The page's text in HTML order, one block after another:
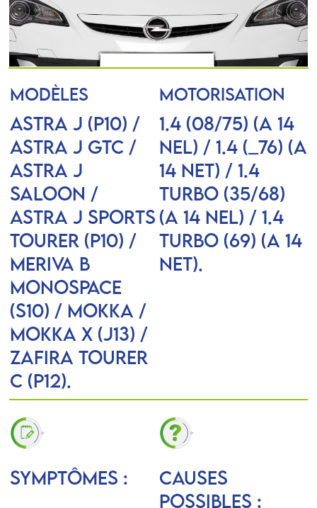
MODÈLES MOTORISATION
ASTRA J (P10) /
ASTRA J GTC /
ASTRA J
Saloon /
ASTRA J Sports
Tourer (P10) /
MERIVA B
Monospace
(S10) / MOKKA /
MOKKA X (J13) /
ZAFIRA TOURER
C (P12).
1.4 (08/75) (A 14
NEL) / 1.4 (_76) (A
14 NET) / 1.4
Turbo (35/68)
(A 14 NEL) / 1.4
Turbo (69) (A 14
NET).
SYMPTÔMES :
CAUSES
POSSIBLES :